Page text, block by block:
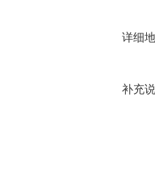
详细
补充